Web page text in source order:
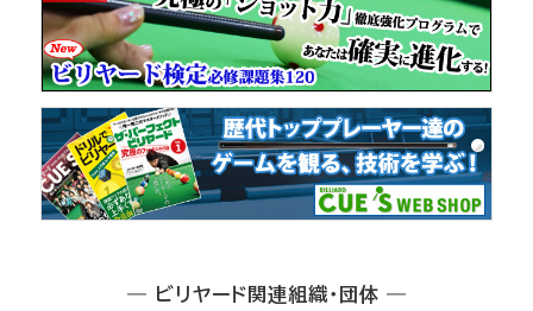
― ビリヤード関連組織・団体 ―